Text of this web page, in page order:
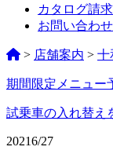
カタログ請求
お問い合わせ
> 店舗案内 > 十
ペ
ー
ジ
期間限定メニュー
試乗車の入れ替え
20216/27